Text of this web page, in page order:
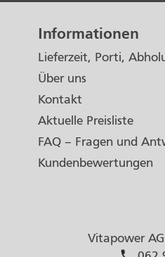
Informationen
Lieferzeit, Porti,
Über uns
Kontakt
Aktuelle Preisliste
FAQ – Fragen und
Kundenbewertungen
Vitapower